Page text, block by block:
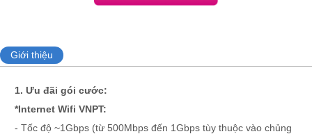
Giới thiệu
1. Ưu đãi gói cước:
*Internet Wifi VNPT:
- Tốc độ ~1Gbps (từ 500Mbps đến 1Gbps tùy thuộc vào chủng